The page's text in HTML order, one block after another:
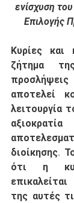
ενίσχυση
Επιλογής
Κυρίες και
ζήτημα
αποτελεί
λειτουργία
διοίκησης.
ότι η
της αυτές